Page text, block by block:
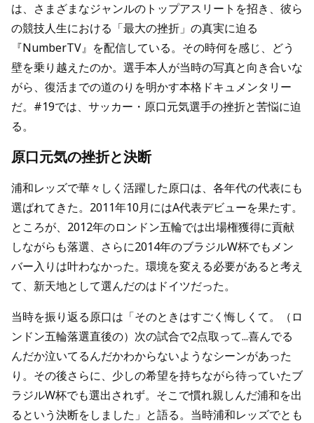
は、さまざまなジャンルのトップアスリートを招き、彼ら
の競技人生における「最大の挫折」の真実に迫る
『NumberTV』を配信している。その時何を感じ、どう
壁を乗り越えたのか。選手本人が当時の写真と向き合いな
がら、復活までの道のりを明かす本格ドキュメンタリー
だ。#19では、サッカー・原口元気選手の挫折と苦悩に迫
る。
原口元気の挫折と決断
浦和レッズで華々しく活躍した原口は、各年代の代表にも
選ばれてきた。2011年10月にはA代表デビューを果たす。
ところが、2012年のロンドン五輪では出場権獲得に貢献
しながらも落選、さらに2014年のブラジルW杯でもメン
バー入りは叶わなかった。環境を変える必要があると考え
て、新天地として選んだのはドイツだった。
当時を振り返る原口は「そのときはすごく悔しくて。（ロ
ンドン五輪落選直後の）次の試合で2点取って...喜んでる
んだか泣いてるんだかわからないようなシーンがあった
り。その後さらに、少しの希望を持ちながら待っていたブ
ラジルW杯でも選出されず。そこで慣れ親しんだ浦和を出
るという決断をしました」と語る。当時浦和レッズでとも